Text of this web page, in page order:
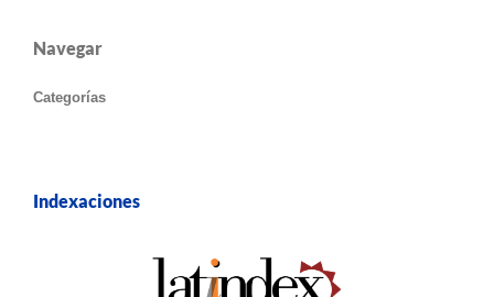
Navegar
Categorías
Indexaciones